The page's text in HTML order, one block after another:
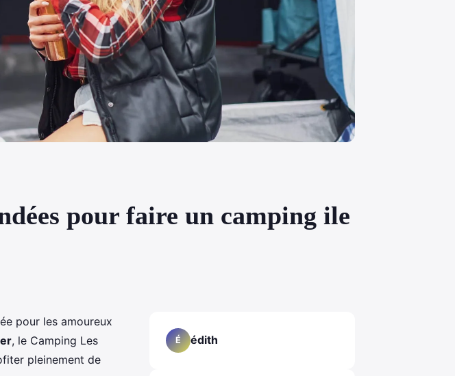
pour faire un camping ile
pour les amoureux
, le Camping Les
pleinement de
É édith